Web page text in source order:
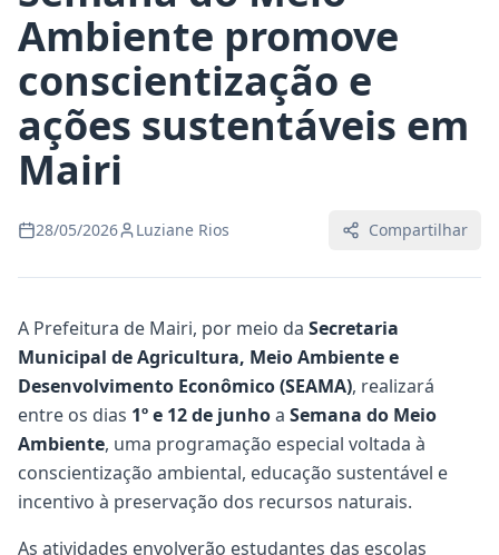
Ambiente promove
conscientização e
ações sustentáveis em
Mairi
28/05/2026 Luziane Rios Compartilhar
A Prefeitura de Mairi, por meio da Secretaria
Municipal de Agricultura, Meio Ambiente e
Desenvolvimento Econômico (SEAMA), realizará
entre os dias 1º e 12 de junhoa Semana do Meio
Ambiente, uma programação especial voltada à
conscientização ambiental, educação sustentável e
incentivo à preservação dos recursos naturais.
As atividades envolverão estudantes das escolas